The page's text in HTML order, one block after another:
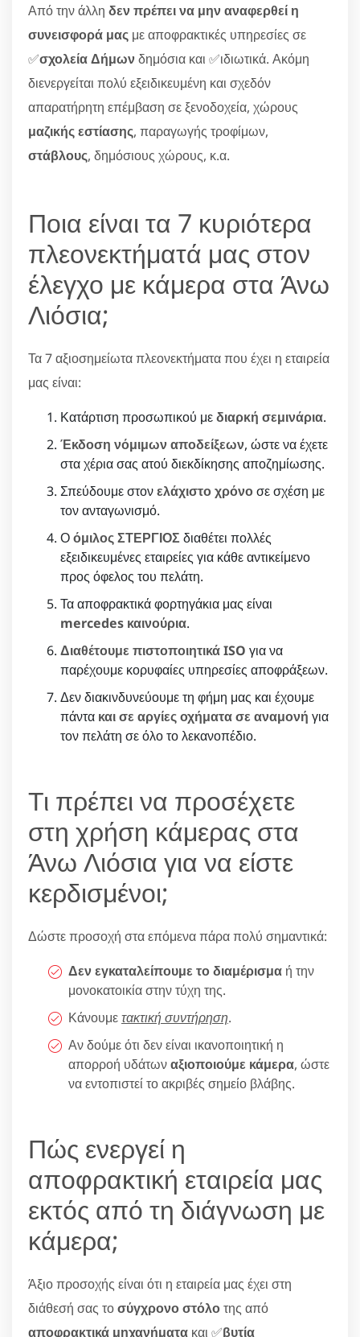
Από την άλλη δεν πρέπει να μην αναφερθεί η
συνεισφορά μας με αποφρακτικές υπηρεσίες σε
✅σχολεία Δήμωνδημόσια και ✅ιδιωτικά. Ακόμη
διενεργείται πολύ εξειδικευμένη και σχεδόν
απαρατήρητη επέμβαση σε ξενοδοχεία, χώρους
μαζικής εστίασης, παραγωγής τροφίμων,
στάβλους, δημόσιους χώρους, κ.α.
Ποια είναι τα 7 κυριότερα
πλεονεκτήματά μας στον
έλεγχο με κάμερα στα Άνω
Λιόσια;
Τα 7 αξιοσημείωτα πλεονεκτήματα που έχει η εταιρεία
μας είναι:
Κατάρτιση προσωπικού μεδιαρκή σεμινάρια.
Έκδοση νόμιμων αποδείξεων, ώστε να έχετε
στα χέρια σας ατού διεκδίκησης αποζημίωσης.
Σπεύδουμε στονελάχιστο χρόνοσε σχέση με
τον ανταγωνισμό.
Οόμιλος ΣΤΕΡΓΙΟΣ διαθέτει πολλές
εξειδικευμένες εταιρείες για κάθε αντικείμενο
προς όφελος του πελάτη.
Τα αποφρακτικά φορτηγάκια μας είναι
mercedes καινούρια.
Διαθέτουμε πιστοποιητικά ISO για να
παρέχουμε κορυφαίες υπηρεσίες αποφράξεων.
Δεν διακινδυνεύουμε τη φήμη μας και έχουμε
πάντα και σε αργίες οχήματα σε αναμονή για
τον πελάτη σε όλο το λεκανοπέδιο.
Τι πρέπει να προσέχετε
στη χρήση κάμερας στα
Άνω Λιόσια για να είστε
κερδισμένοι;
Δώστε προσοχή στα επόμενα πάρα πολύ σημαντικά:
Δεν εγκαταλείπουμε το διαμέρισμα ή την
μονοκατοικία στην τύχη της.
Κάνουμετακτική συντήρηση.
Αν δούμε ότι δεν είναι ικανοποιητική η
απορροή υδάτωναξιοποιούμε κάμερα, ώστε
να εντοπιστεί το ακριβές σημείο βλάβης.
Πώς ενεργεί η
αποφρακτική εταιρεία μας
εκτός από τη διάγνωση με
κάμερα;
Άξιο προσοχής είναι ότι η εταιρεία μας έχει στη
διάθεσή σας τοσύγχρονο στόλοτης από
αποφρακτικά μηχανήματα και ✅βυτία